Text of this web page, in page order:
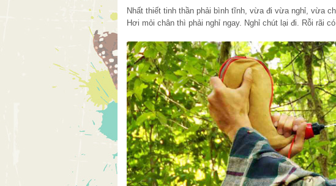
Nhất thiết tinh thần phải bình tĩnh, vừa đi vừa nghỉ, vừa
Hơi mỏi chân thì phải nghỉ ngay. Nghỉ chút lại đi. Rỗi rãi